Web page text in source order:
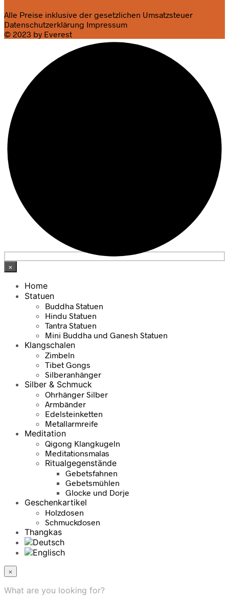
Alle Preise inklusive der gesetzlichen Umsatzsteuer
Datenschutzerklärung Impressum
© 2023 by Everest
×
Home
Statuen
Buddha Statuen
Hindu Statuen
Tantra Statuen
Mini Buddha und Ganesh Statuen
Klangschalen
Zimbeln
Tibet Gongs
Silberanhänger
Silber & Schmuck
Ohrhänger Silber
Armbänder
Edelsteinketten
Metallarmreife
Meditation
Qigong Klangkugeln
Meditationsmalas
Ritualgegenstände
Gebetsfahnen
Gebetsmühlen
Glocke und Dorje
Geschenkartikel
Holzdosen
Schmuckdosen
Thangkas
×
What are you looking for?